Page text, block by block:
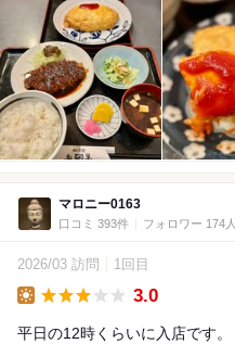
マロニー0163
口コミ 393件 フォロワー 174人
2026/03 訪問 1回目
3.0
平日の12時くらいに入店です。